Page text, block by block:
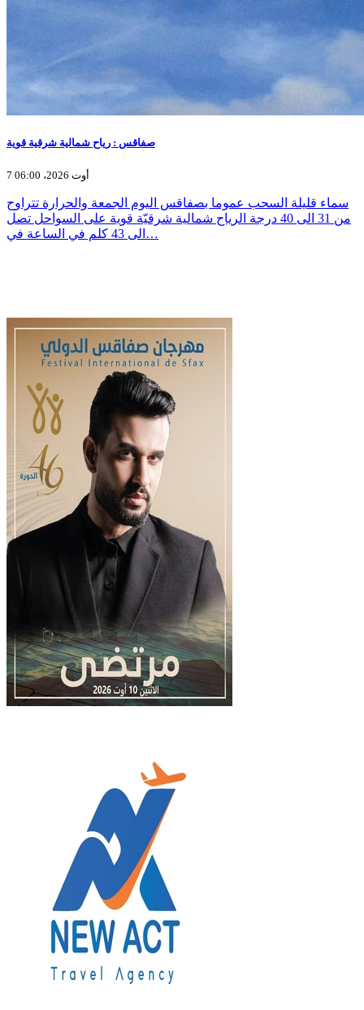
صفاقس : رياح شمالية شرقية قوية
7 أوت 2026، 06:00
سماء قليلة السحب عموما بصفاقس اليوم الجمعة والحرارة تتراوح
من 31 الى 40 درجة الرياح شمالية شرقيّة قوية على السواحل تصل
الى 43 كلم في الساعة في…